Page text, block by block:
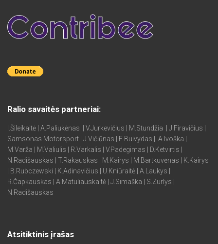
Ralio savaitės partneriai:
I.Šileikaitė | A.Paliukėnas | V.Jurkevičius | M.Stundžia | J.Firavičius |
Samsonas Motorsport | J.Vičiūnas | E.Buivydas | A.Ivoška |
M.Varža | M.Valiulis | R.Varkalis | V.Padegimas | D.Ketvirtis |
N.Radišauskas | T.Rakauskas | M.Kairys | M.Bartkuvėnas | K.Kairys
| B.Rubczewski | K.Adinavičius | U.Kniūraitė | A.Laukys |
R.Čapkauskas | A.Matuliauskaitė | J.Simaška | S.Zurlys |
N.Radišauskas
Atsitiktinis įrašas